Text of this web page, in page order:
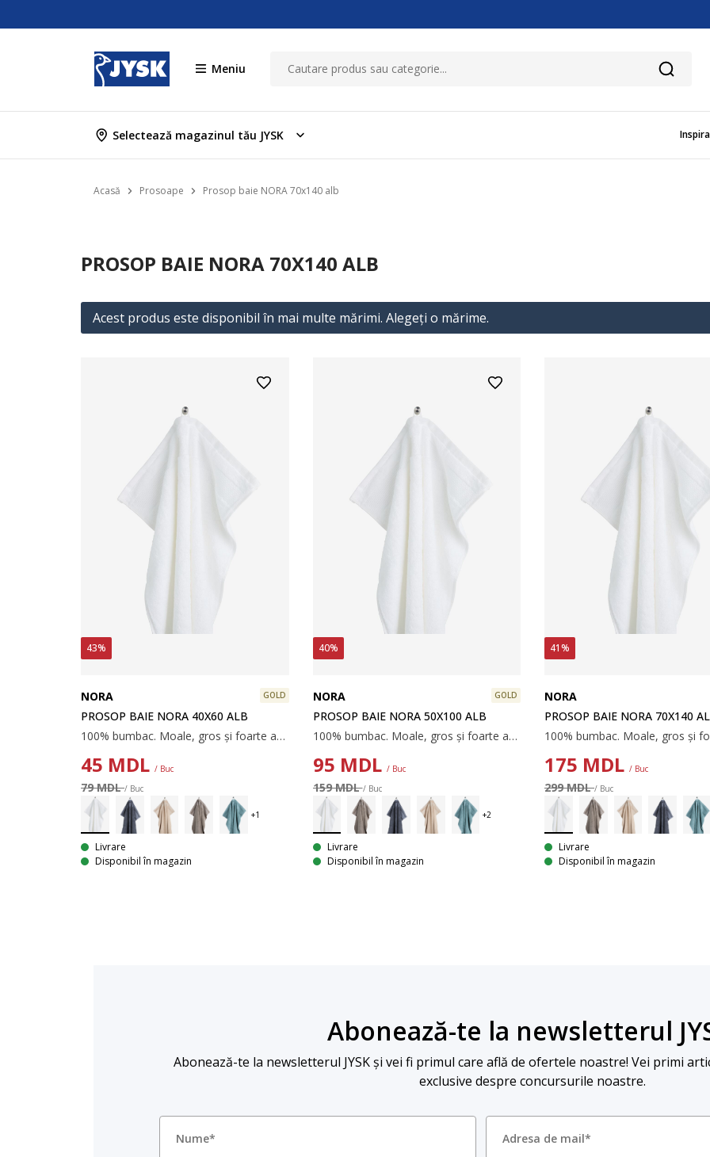
Meniu
Selectează magazinul tău JYSK
Acasă Prosoape Prosop baie NORA 70x140 alb
PROSOP BAIE NORA 70X140 ALB
Acest produs este disponibil în mai multe mărimi. Alegeţi o mărime.
43%
NORA GOLD
PROSOP BAIE NORA 40X60 ALB
100% bumbac. Moale, gros și foarte absorbant. 600 g/m². 40x60 cm
45 MDL / Buc
79 MDL/ Buc
Livrare
Disponibil în magazin
40%
NORA GOLD
PROSOP BAIE NORA 50X100 ALB
100% bumbac. Moale, gros și foarte absorbant. 600 g/m². 50x100 cm
95 MDL / Buc
159 MDL/ Buc
Livrare
Disponibil în magazin
41%
NORA
PROSOP BAIE NORA 70X140
175 MDL / Buc
299 MDL/ Buc
Livrare
Disponibil în magazin
Abonează-te la newsletterul
Abonează-te la newsletterul JYSK și vei fi primul care află de ofertele noastre! Vei primi
exclusive despre concursurile noastre.